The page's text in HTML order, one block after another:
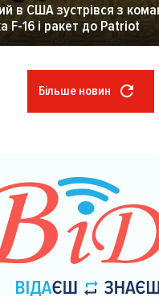
в США зустрівся з
F-16 і ракет до Patriot
Більше новин